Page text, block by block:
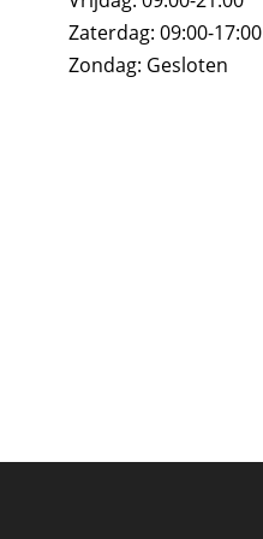
Zaterdag: 09:00-17:00
Zondag: Gesloten